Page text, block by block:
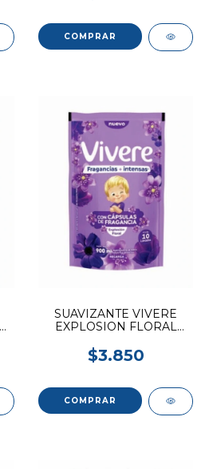
SUAVIZANTE VIVERE
EXPLOSION FLORAL
$3.850